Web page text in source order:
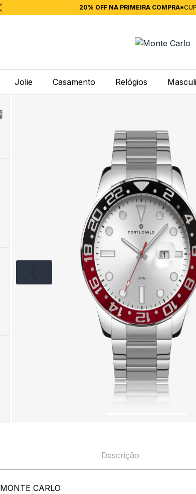
20% OFF NA PRIMEIRA COMPRA*
Jolie Casamento Relógios
Descrição
MONTE CARLO